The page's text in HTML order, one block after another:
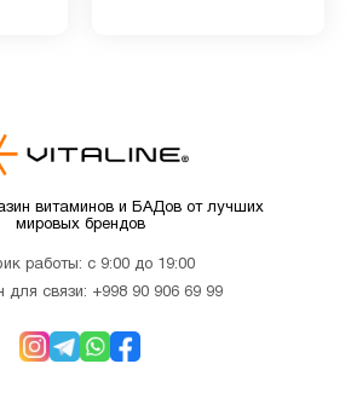
витаминов и БАДов от лучших
мировых брендов
работы: с 9:00 до 19:00
для связи: +998 90 906 69 99